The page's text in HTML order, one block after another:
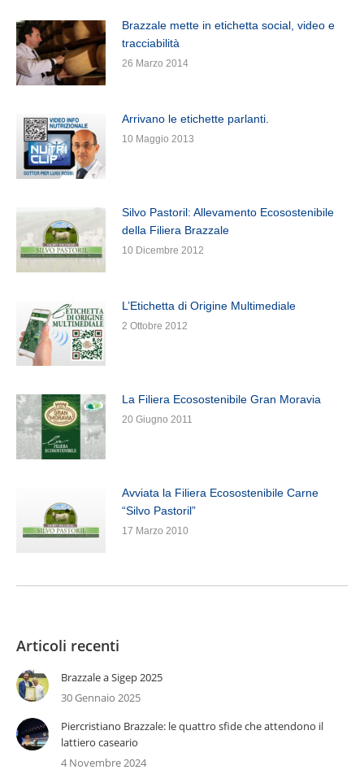
Brazzale mette in etichetta social, video e
tracciabilità
26 Marzo 2014
Arrivano le etichette parlanti.
10 Maggio 2013
Silvo Pastoril: Allevamento Ecosostenibile
della Filiera Brazzale
10 Dicembre 2012
L’Etichetta di Origine Multimediale
2 Ottobre 2012
La Filiera Ecosostenibile Gran Moravia
20 Giugno 2011
Avviata la Filiera Ecosostenibile Carne
“Silvo Pastoril”
17 Marzo 2010
Articoli recenti
Brazzale a Sigep 2025
30 Gennaio 2025
Piercristiano Brazzale: le quattro sfide che attendono il
lattiero caseario
4 Novembre 2024